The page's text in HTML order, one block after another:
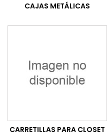
CAJAS METÁLICAS
CARRETILLAS PARA CLOSET